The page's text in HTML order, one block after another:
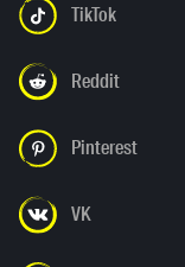
TikTok
Reddit
Pinterest
VK